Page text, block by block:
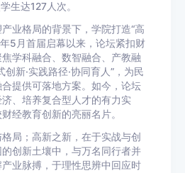
生达127人次。
业格局的背景下，学院打造“高
5月首届启幕以来，论坛紧扣财
学科融合、数智融合、产教融
新·实践路径·协同育人”，为民
提供可落地方案。如今，论坛
、培养复合型人才的有力实
经教育创新的亮丽名片。
局；高新之新，在于实战与创
创新土壤中，与万名同行者并
业脉搏，于理性思辨中回应时